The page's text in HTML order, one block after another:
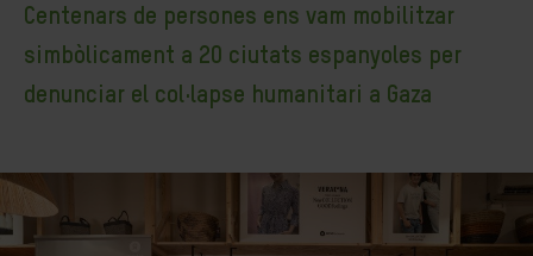
Centenars de persones ens vam mobilitzar
simbòlicament a 20 ciutats espanyoles per
denunciar el col·lapse humanitari a Gaza